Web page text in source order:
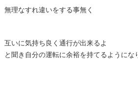
無理なすれ違いをする事無く
互いに気持ち良く通行が出来るよ
と聞き自分の運転に余裕を持てるようにな